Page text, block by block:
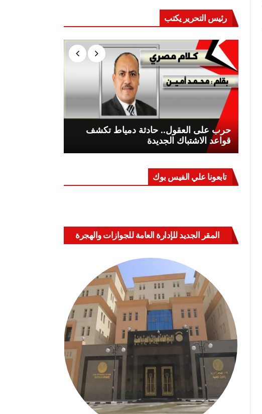
رئيس التحرير يكتب
حرب على العقول.. حادثة دمياط تكشف
قواعد الاشتباك الجديدة
تابعونا علي الفيس بوك
المقر الجديد للإدارة العامة للجوازات والهجرة